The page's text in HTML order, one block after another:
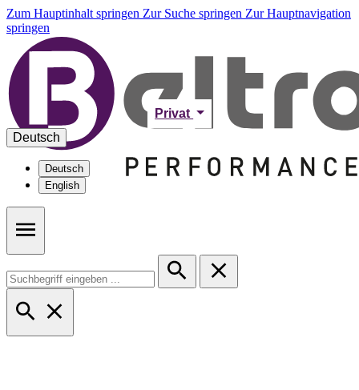
Zum Hauptinhalt springen Zur Suche springen Zur Hauptnavigation
springen
Privat
Deutsch
Deutsch
English